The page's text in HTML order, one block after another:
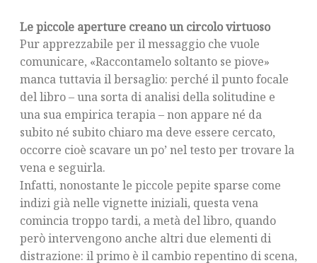
Le piccole aperture creano un circolo virtuoso
Pur apprezzabile per il messaggio che vuole
comunicare, «Raccontamelo soltanto se piove»
manca tuttavia il bersaglio: perché il punto focale
del libro – una sorta di analisi della solitudine e
una sua empirica terapia – non appare né da
subito né subito chiaro ma deve essere cercato,
occorre cioè scavare un po’ nel testo per trovare la
vena e seguirla.
Infatti, nonostante le piccole pepite sparse come
indizi già nelle vignette iniziali, questa vena
comincia troppo tardi, a metà del libro, quando
però intervengono anche altri due elementi di
distrazione: il primo è il cambio repentino di scena,